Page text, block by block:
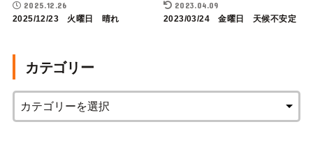
2025.12.26
2025/12/23 火曜日 晴れ
2023.04.09
2023/03/24 金曜日 天候不安定
カテゴリー